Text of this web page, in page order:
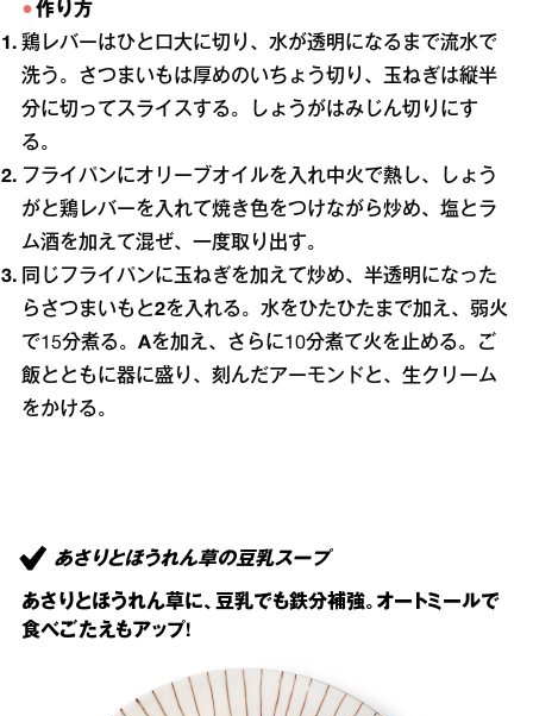
作り方
鶏レバーはひと口大に切り、水が透明になるまで流水で
洗う。さつまいもは厚めのいちょう切り、玉ねぎは縦半
分に切ってスライスする。しょうがはみじん切りにす
る。
フライパンにオリーブオイルを入れ中火で熱し、しょう
がと鶏レバーを入れて焼き色をつけながら炒め、塩とラ
ム酒を加えて混ぜ、一度取り出す。
同じフライパンに玉ねぎを加えて炒め、半透明になった
らさつまいもと2を入れる。水をひたひたまで加え、弱火
で15分煮る。 Aを加え、さらに10分煮て火を止める。ご
飯とともに器に盛り、刻んだアーモンドと、生クリーム
をかける。
あさりとほうれん草の豆乳スープ
あさりとほうれん草に、豆乳でも鉄分補強。オートミールで
食べごたえもアップ!